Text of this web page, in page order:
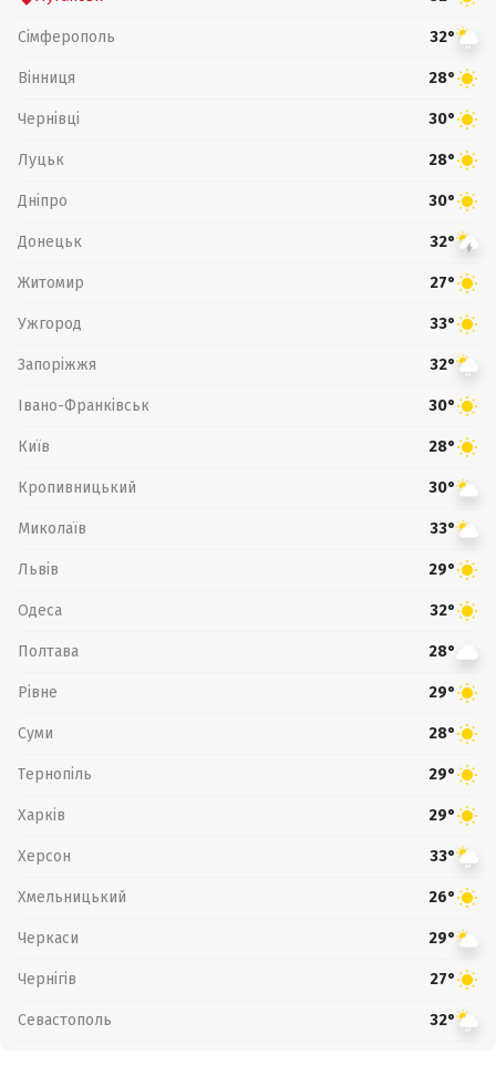
Сімферополь 32°
Вінниця 28°
Чернівці 30°
Луцьк 28°
Дніпро 30°
Донецьк 32°
Житомир 27°
Ужгород 33°
Запоріжжя 32°
Івано-Франківськ 30°
Київ 28°
Кропивницький 30°
Миколаїв 33°
Львів 29°
Одеса 32°
Полтава 28°
Рівне 29°
Суми 28°
Тернопіль 29°
Харків 29°
Херсон 33°
Хмельницький 26°
Черкаси 29°
Чернігів 27°
Севастополь 32°